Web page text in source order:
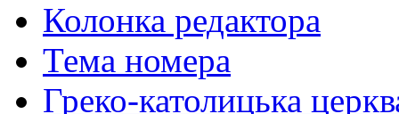
Колонка редактора
Тема номера
Греко-католицька